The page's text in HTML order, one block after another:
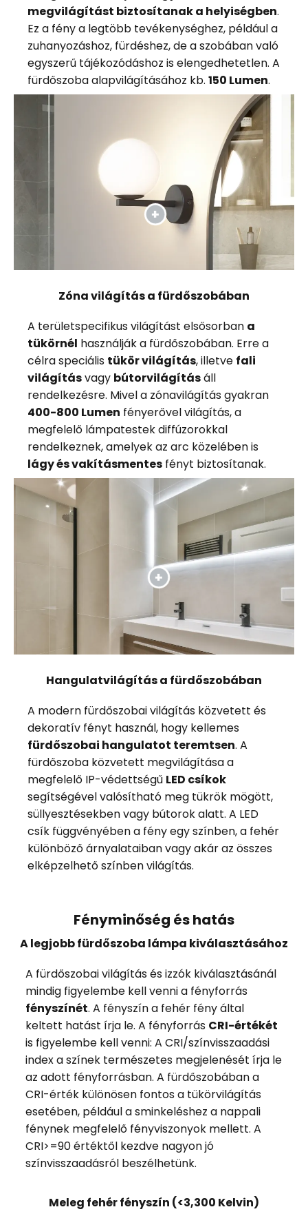
megvilágítást biztosítanak a helyiségben.
Ez a fény a legtöbb tevékenységhez, például a
zuhanyozáshoz, fürdéshez, de a szobában való
egyszerű tájékozódáshoz is elengedhetetlen. A
fürdőszoba alapvilágításához kb.150 Lumen.
Zóna világítás a fürdőszobában
A területspecifikus világítást elsősorban a
tükörnél használják a fürdőszobában. Erre a
célra speciális tükör világítás, illetve fali
világításvagy bútorvilágításáll
rendelkezésre. Mivel a zónavilágítás gyakran
400-800 Lumen fényerővel világítás, a
megfelelő lámpatestek diffúzorokkal
rendelkeznek, amelyek az arc közelében is
lágy és vakításmentes fényt biztosítanak.
Hangulatvilágítás a fürdőszobában
A modern fürdőszobai világítás közvetett és
dekoratív fényt használ, hogy kellemes
fürdőszobai hangulatot teremtsen. A
fürdőszoba közvetett megvilágítása a
megfelelő IP-védettségű LED csíkok
segítségével valósítható meg tükrök mögött,
süllyesztésekben vagy bútorok alatt. A LED
csík függvényében a fény egy színben, a fehér
különböző árnyalataiban vagy akár az összes
elképzelhető színben világítás.
Fényminőség és hatás
A legjobb fürdőszoba lámpa kiválasztásához
A fürdőszobai világítás és izzók kiválasztásánál
mindig figyelembe kell venni a fényforrás
fényszínét. A fényszín a fehér fény által
keltett hatást írja le. A fényforrás CRI-értékét
is figyelembe kell venni: A CRI/színvisszaadási
index a színek természetes megjelenését írja le
az adott fényforrásban. A fürdőszobában a
CRI-érték különösen fontos a tükörvilágítás
esetében, például a sminkeléshez a nappali
fénynek megfelelő fényviszonyok mellett. A
CRI>=90 értéktől kezdve nagyon jó
színvisszaadásról beszélhetünk.
Meleg fehér fényszín (<3,300 Kelvin)